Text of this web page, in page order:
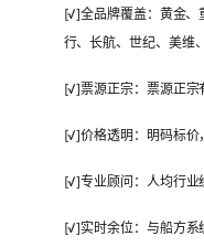
[√]全品牌覆盖：黄金、
行、长航、世纪、美维
[√]票源正宗：票源正宗
[√]价格透明 ：明码标
[√]专业顾问 ：人均行业
[√]实时余位 ：与船方系